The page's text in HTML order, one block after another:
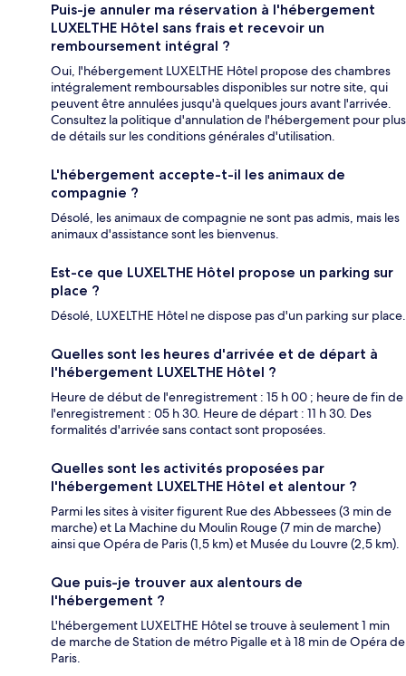
Puis-je annuler ma réservation à l'hébergement
LUXELTHE Hôtel sans frais et recevoir un
remboursement intégral ?
Oui, l'hébergement LUXELTHE Hôtel propose des chambres
intégralement remboursables disponibles sur notre site, qui
peuvent être annulées jusqu'à quelques jours avant l'arrivée.
Consultez la politique d'annulation de l'hébergement pour plus
de détails sur les conditions générales d'utilisation.
L'hébergement accepte-t-il les animaux de
compagnie ?
Désolé, les animaux de compagnie ne sont pas admis, mais les
animaux d'assistance sont les bienvenus.
Est-ce que LUXELTHE Hôtel propose un parking sur
place ?
Désolé, LUXELTHE Hôtel ne dispose pas d'un parking sur place.
Quelles sont les heures d'arrivée et de départ à
l'hébergement LUXELTHE Hôtel ?
Heure de début de l'enregistrement : 15 h 00 ; heure de fin de
l'enregistrement : 05 h 30. Heure de départ : 11 h 30. Des
formalités d'arrivée sans contact sont proposées.
Quelles sont les activités proposées par
l'hébergement LUXELTHE Hôtel et alentour ?
Parmi les sites à visiter figurent Rue des Abbessees (3 min de
marche) et La Machine du Moulin Rouge (7 min de marche)
ainsi que Opéra de Paris (1,5 km) et Musée du Louvre (2,5 km).
Que puis-je trouver aux alentours de
l'hébergement ?
L'hébergement LUXELTHE Hôtel se trouve à seulement 1 min
de marche de Station de métro Pigalle et à 18 min de Opéra de
Paris.